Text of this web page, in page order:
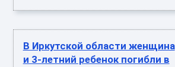
В Иркутской области женщина
и 3-летний ребенок погибли в